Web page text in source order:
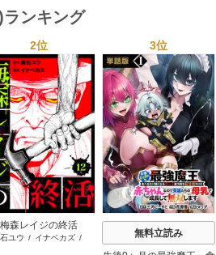
ンキング
2位
梅森レイジの終活
ユウ / イナベカズ /
3位
無料立読み